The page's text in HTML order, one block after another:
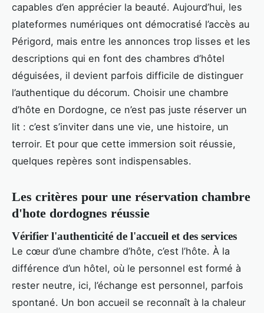
capables d’en apprécier la beauté. Aujourd’hui, les
plateformes numériques ont démocratisé l’accès au
Périgord, mais entre les annonces trop lisses et les
descriptions qui en font des chambres d’hôtel
déguisées, il devient parfois difficile de distinguer
l’authentique du décorum. Choisir une chambre
d’hôte en Dordogne, ce n’est pas juste réserver un
lit : c’est s’inviter dans une vie, une histoire, un
terroir. Et pour que cette immersion soit réussie,
quelques repères sont indispensables.
Les critères pour une réservation chambre
d'hote dordognes réussie
Vérifier l'authenticité de l'accueil et des services
Le cœur d’une chambre d’hôte, c’est l’hôte. À la
différence d’un hôtel, où le personnel est formé à
rester neutre, ici, l’échange est personnel, parfois
spontané. Un bon accueil se reconnaît à la chaleur